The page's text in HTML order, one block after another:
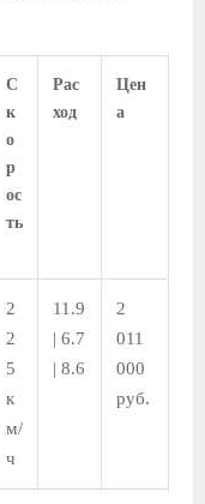
С
к
о
р
ос
ть
Рас
ход
Цен
а
2
2
5
к
м/
ч
11.9
| 6.7
| 8.6
2
011
000
руб.